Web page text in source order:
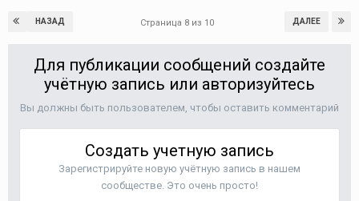
НАЗАД ДАЛЕЕ
Страница 8 из 10
Для публикации сообщений создайте
учётную запись или авторизуйтесь
Вы должны быть пользователем, чтобы оставить комментарий
Создать учетную запись
Зарегистрируйте новую учётную запись в нашем
сообществе. Это очень просто!